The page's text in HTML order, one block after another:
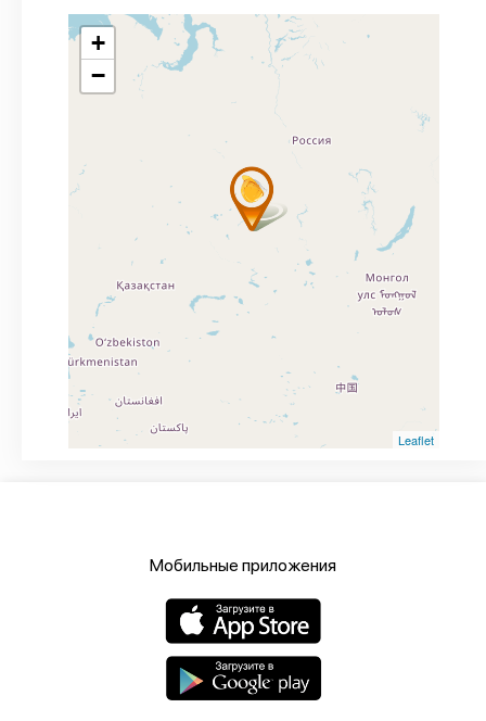
+
−
Leaflet
Мобильные приложения